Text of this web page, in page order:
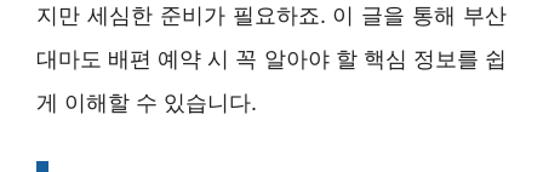
지만 세심한 준비가 필요하죠. 이 글을 통해 부산
대마도 배편 예약 시 꼭 알아야 할 핵심 정보를 쉽
게 이해할 수 있습니다.